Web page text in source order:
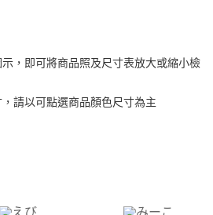
，即可將商品照及尺寸表放大或縮小檢
請以可點選商品顏色尺寸為主